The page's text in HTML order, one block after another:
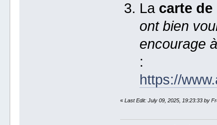
La carte
ont bien
encourage
:
https://
« Last Edit: July 09, 2025, 19:23:33 by